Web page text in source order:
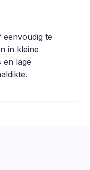
eenvoudig te
in kleine
en lage